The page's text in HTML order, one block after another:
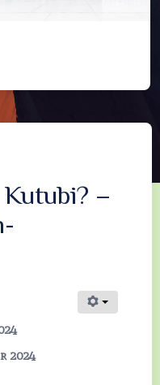
–
2024